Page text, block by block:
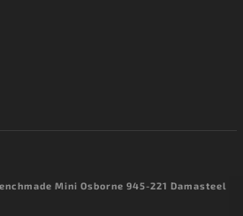
Mini Osborne 945-221 Damasteel